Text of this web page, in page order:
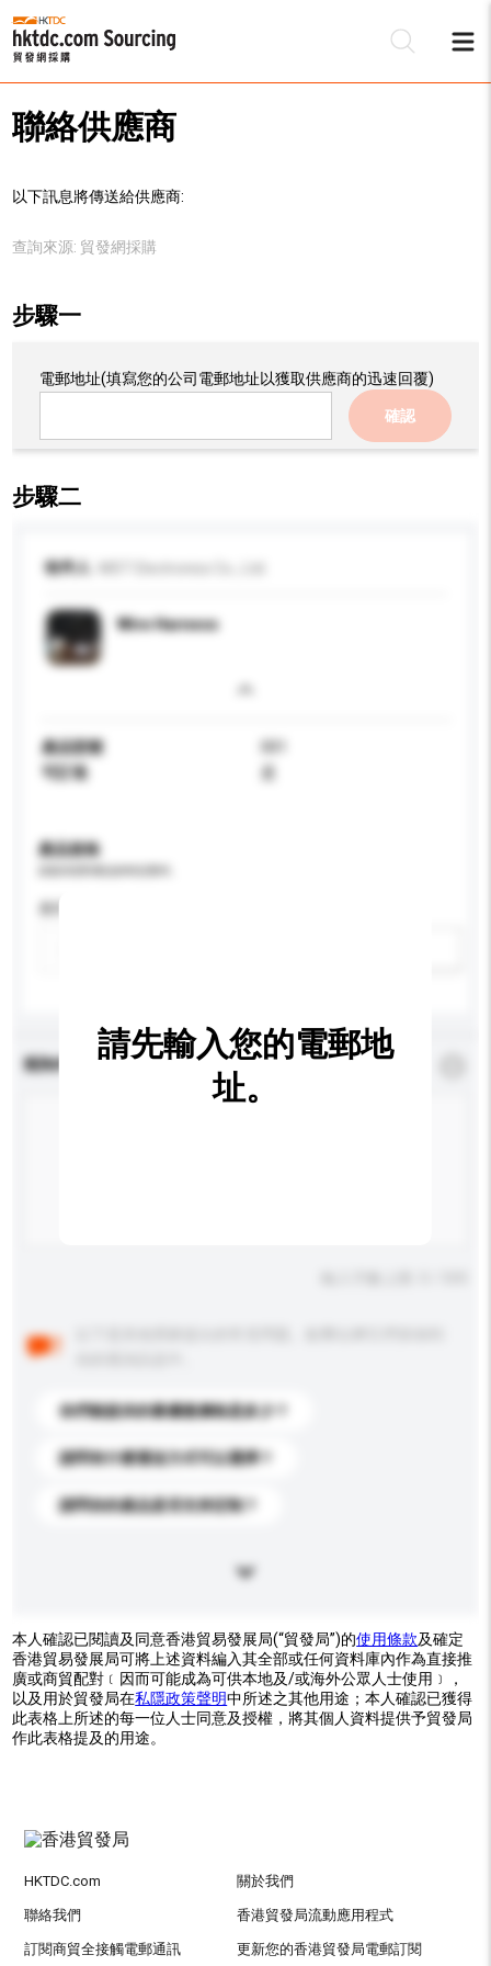
聯絡供應商
以下訊息將傳送給供應商:
查詢來源: 貿發網採購
步驟一
電郵地址(填寫您的公司電郵地址以獲取供應商的迅速回覆)
確認
步驟二
收件人
Wire Harness
產品型號
001
可訂造
是
產品規格
查詢內容 * 必須填寫
你們能提供的最優惠價格是多少？
請問有什麼運送方式可以選擇？
請問你的產品是否支持定制？
請先輸入您的電郵地
址。
本人確認已閱讀及同意香港貿易發展局(“貿發局”)的使用條款及確定
香港貿易發展局可將上述資料編入其全部或任何資料庫內作為直接推
廣或商貿配對﹝因而可能成為可供本地及/或海外公眾人士使用﹞，
以及用於貿發局在私隱政策聲明中所述之其他用途；本人確認已獲得
此表格上所述的每一位人士同意及授權，將其個人資料提供予貿發局
作此表格提及的用途。
HKTDC.com 關於我們
聯絡我們 香港貿發局流動應用程式
訂閱商貿全接觸電郵通訊 更新您的香港貿發局電郵訂閱